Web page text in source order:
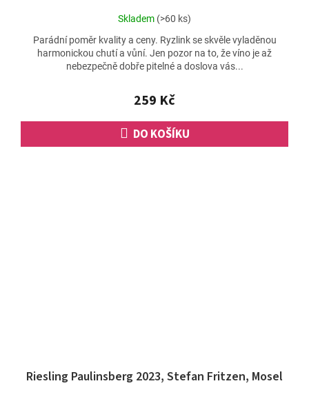
Průměrné
produktu
je
4,5
5
hvězdiček.
Skladem (>60 ks)
259 Kč
DO KOŠÍKU
Parádní poměr kvality a ceny. Ryzlink se skvěle vyladěnou
harmonickou chutí a vůní. Jen pozor na to, že víno je až
nebezpečně dobře pitelné a doslova vás...
Riesling Paulinsberg 2023, Stefan Fritzen, Mosel